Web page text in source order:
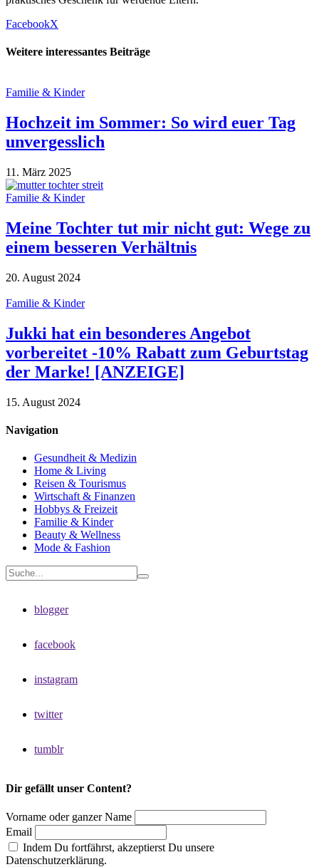
FacebookX
Weitere interessantes Beiträge
Familie & Kinder
Hochzeit im Sommer: So wird euer Tag
unvergesslich
11. März 2025
Familie & Kinder
Meine Tochter tut mir nicht gut: Wege zu
einem besseren Verhältnis
20. August 2024
Familie & Kinder
Jukki hat ein besonderes Angebot
vorbereitet -10% Rabatt zum Geburtstag
der Marke! [ANZEIGE]
15. August 2024
Navigation
Gesundheit & Medizin
Home & Living
Reisen & Tourismus
Wirtschaft & Finanzen
Hobbys & Freizeit
Familie & Kinder
Beauty & Wellness
Mode & Fashion
blogger
facebook
instagram
twitter
tumblr
Dir gefällt unser Content?
Vorname oder ganzer Name
Email
Indem Du fortfährst, akzeptierst Du unsere
Datenschutzerklärung.